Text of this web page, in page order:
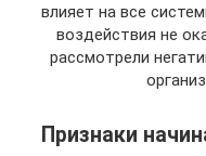
влияет на все
воздействия не
рассмотрели
Признаки